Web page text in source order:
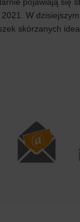
W
skórzanych